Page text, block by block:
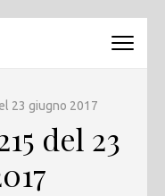
23 giugno 2017
del 23